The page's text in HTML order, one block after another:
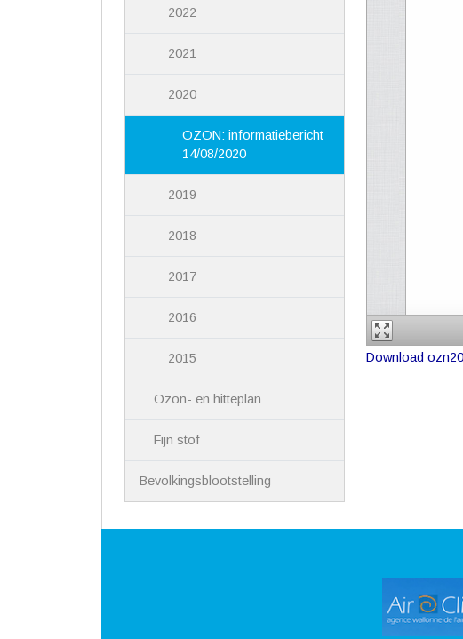
Download
2022
2021
2020
OZON: informatiebericht
14/08/2020
2019
2018
2017
2016
2015
Ozon- en hitteplan
Fijn stof
Bevolkingsblootstelling